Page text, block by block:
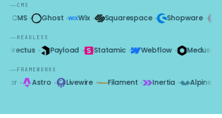
CMS
Ghost Wix Squarespace Shopware
HEADLESS
Directus Payload Statamic Webflow
FRAMEWORKS
Astro Livewire Filament Inertia Alpine.js